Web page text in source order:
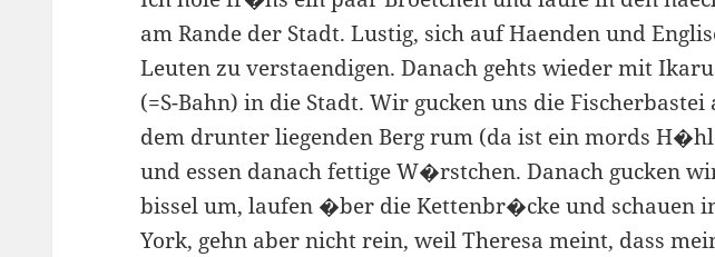
am Rande der Stadt. Lustig, sich auf Haenden und
Leuten zu verstaendigen. Danach gehts wieder mit
(=S-Bahn) in die Stadt. Wir gucken uns die
dem drunter liegenden Berg rum (da ist ein mords
und essen danach fettige W�rstchen. Danach gucken
bissel um, laufen �ber die Kettenbr�cke und schauen
York, gehn aber nicht rein, weil Theresa meint, dass